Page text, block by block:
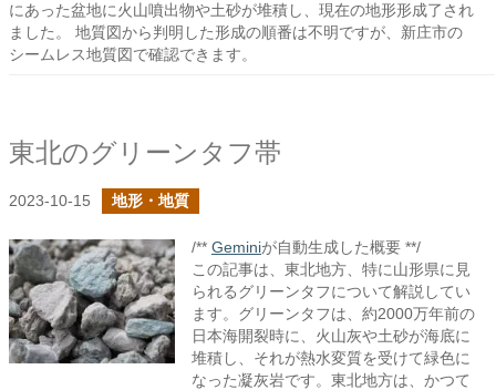
にあった盆地に火山噴出物や土砂が堆積し、現在の地形形成了され
ました。 地質図から判明した形成の順番は不明ですが、新庄市の
シームレス地質図で確認できます。
東北のグリーンタフ帯
2023-10-15 地形・地質
/** Geminiが自動生成した概要 **/
この記事は、東北地方、特に山形県に見
られるグリーンタフについて解説してい
ます。グリーンタフは、約2000万年前の
日本海開裂時に、火山灰や土砂が海底に
堆積し、それが熱水変質を受けて緑色に
なった凝灰岩です。東北地方は、かつて